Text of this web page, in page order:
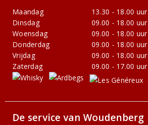
Maandag
13.30 - 18.00 uur
Dinsdag
09.00 - 18.00 uur
Woensdag
09.00 - 18.00 uur
Donderdag
09.00 - 18.00 uur
Vrijdag
09.00 - 18.00 uur
Zaterdag
09.00 - 17.00 uur
De service van Woudenberg